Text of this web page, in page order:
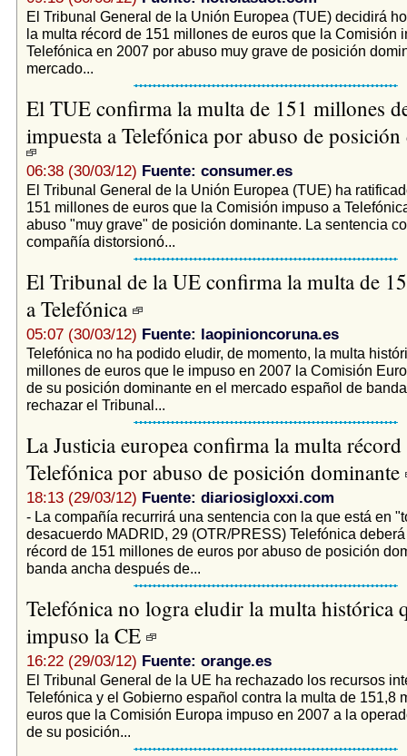
El Tribunal General de la Unión Europea (TUE) decidirá
la multa récord de 151 millones de euros que la Comisión
Telefónica en 2007 por abuso muy grave de posición
mercado...
El TUE confirma la multa de 151 millones
impuesta a Telefónica por abuso de
06:38 (30/03/12) Fuente: consumer.es
El Tribunal General de la Unión Europea (TUE) ha
151 millones de euros que la Comisión impuso a
abuso "muy grave" de posición dominante. La sentencia
compañía distorsionó...
El Tribunal de la UE confirma la multa de
a Telefónica
05:07 (30/03/12) Fuente: laopinioncoruna.es
Telefónica no ha podido eludir, de momento, la multa
millones de euros que le impuso en 2007 la Comisión
de su posición dominante en el mercado español de
rechazar el Tribunal...
La Justicia europea confirma la multa récord
Telefónica por abuso de posición dominante
18:13 (29/03/12) Fuente: diariosigloxxi.com
- La compañía recurrirá una sentencia con la que está en
desacuerdo MADRID, 29 (OTR/PRESS) Telefónica
récord de 151 millones de euros por abuso de posición
banda ancha después de...
Telefónica no logra eludir la multa histórica
impuso la CE
16:22 (29/03/12) Fuente: orange.es
El Tribunal General de la UE ha rechazado los recursos
Telefónica y el Gobierno español contra la multa de 151,8
euros que la Comisión Europa impuso en 2007 a la
de su posición...